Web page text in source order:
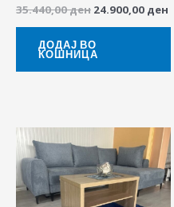
35.440,00ден 24.900,00 ден
ДОДАЈ ВО
КОШНИЦА